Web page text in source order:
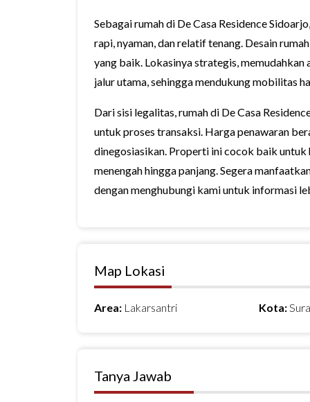
Sebagai rumah di De Casa Residence
rapi, nyaman, dan relatif tenang. Desain
yang baik. Lokasinya strategis,
jalur utama, sehingga mendukung mobilitas
Dari sisi legalitas, rumah di De Casa
untuk proses transaksi. Harga penawaran
dinegosiasikan. Properti ini cocok baik untuk
menengah hingga panjang. Segera
dengan menghubungi kami untuk informasi
Map Lokasi
Area: Lakarsantri Kota:
Tanya Jawab